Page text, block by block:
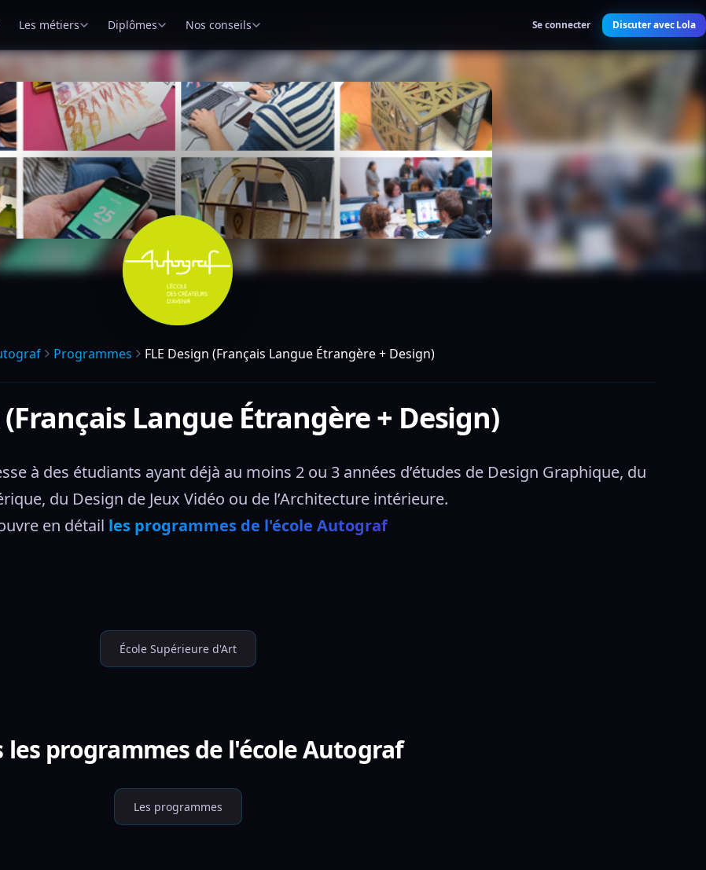
Les métiers Diplômes Nos conseils Se connecter Discuter avec Lola
Programmes FLE Design (Français Langue Étrangère + Design)
(Français Langue Étrangère + Design)
à des étudiants ayant déjà au moins 2 ou 3 années d’études de Design Graphique, du
du Design de Jeux Vidéo ou de l’Architecture intérieure.
en détail les programmes de l'école Autograf
École Supérieure d'Art
les programmes de l'école Autograf
Les programmes